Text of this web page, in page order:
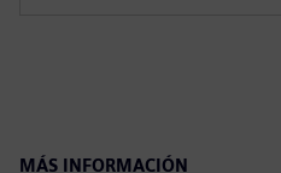
MÁS INFORMACIÓN